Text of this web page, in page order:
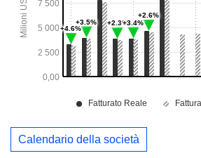
Calendario della società